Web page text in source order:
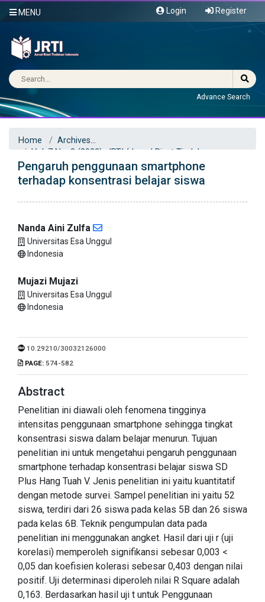
MENU Login Register
Advance Search
Home
Archives
Vol. 7 No. 3 (2022): JRTI (Jurnal Riset Tindakan
Indonesia)
Articles
Pengaruh penggunaan smartphone
terhadap konsentrasi belajar siswa
Nanda Aini Zulfa
Universitas Esa Unggul
Indonesia
Mujazi Mujazi
Universitas Esa Unggul
Indonesia
10.29210/30032126000
PAGE: 574-582
Abstract
Penelitian ini diawali oleh fenomena tingginya
intensitas penggunaan smartphone sehingga tingkat
konsentrasi siswa dalam belajar menurun. Tujuan
penelitian ini untuk mengetahui pengaruh penggunaan
smartphone terhadap konsentrasi belajar siswa SD
Plus Hang Tuah V. Jenis penelitian ini yaitu kuantitatif
dengan metode survei. Sampel penelitian ini yaitu 52
siswa, terdiri dari 26 siswa pada kelas 5B dan 26 siswa
pada kelas 6B. Teknik pengumpulan data pada
penelitian ini menggunakan angket. Hasil dari uji r (uji
korelasi) memperoleh signifikansi sebesar 0,003 <
0,05 dan koefisien kolerasi sebesar 0,403 dengan nilai
positif. Uji determinasi diperoleh nilai R Square adalah
0,163. Berdasarkan hasil uji t untuk Penggunaan